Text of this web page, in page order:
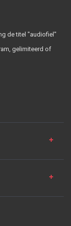
de titel "audiofiel"
gelimiteerd of